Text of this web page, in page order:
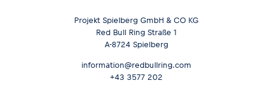
Projekt Spielberg GmbH & CO KG
Red Bull Ring Straße 1
A-8724 Spielberg
information@redbullring.com
+43 3577 202